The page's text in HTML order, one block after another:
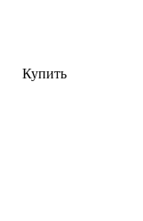
Купить